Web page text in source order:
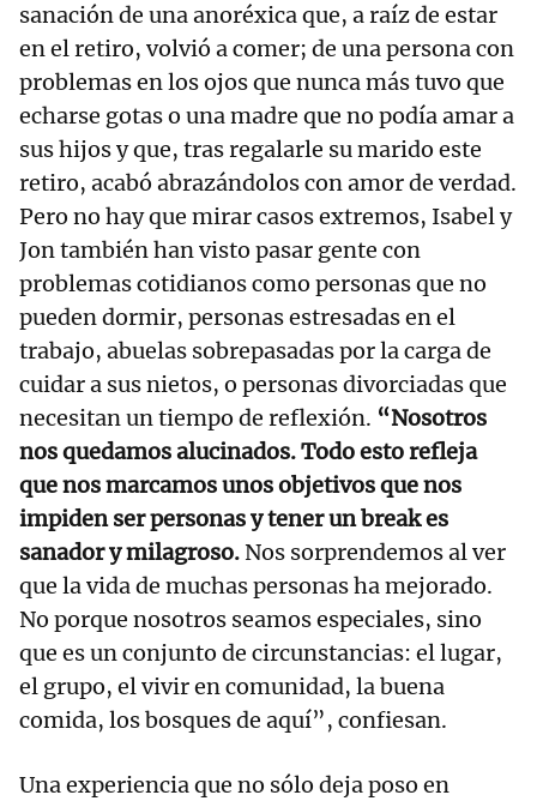
sanación de una anoréxica que, a raíz de estar
en el retiro, volvió a comer; de una persona con
problemas en los ojos que nunca más tuvo que
echarse gotas o una madre que no podía amar a
sus hijos y que, tras regalarle su marido este
retiro, acabó abrazándolos con amor de verdad.
Pero no hay que mirar casos extremos, Isabel y
Jon también han visto pasar gente con
problemas cotidianos como personas que no
pueden dormir, personas estresadas en el
trabajo, abuelas sobrepasadas por la carga de
cuidar a sus nietos, o personas divorciadas que
necesitan un tiempo de reflexión. “Nosotros
nos quedamos alucinados. Todo esto refleja
que nos marcamos unos objetivos que nos
impiden ser personas y tener un break es
sanador y milagroso. Nos sorprendemos al ver
que la vida de muchas personas ha mejorado.
No porque nosotros seamos especiales, sino
que es un conjunto de circunstancias: el lugar,
el grupo, el vivir en comunidad, la buena
comida, los bosques de aquí”, confiesan.
Una experiencia que no sólo deja poso en